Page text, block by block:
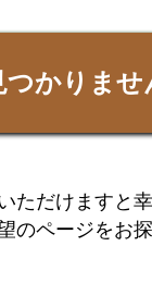
かりませ
だけますと幸
のページをお